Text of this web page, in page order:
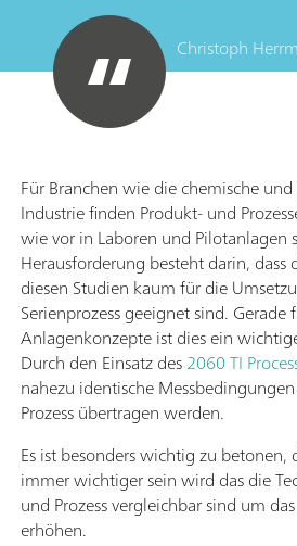
Christoph
Für Branchen wie die chemische
Industrie finden Produkt- und
wie vor in Laboren und Pilotanlagen
Herausforderung besteht darin, dass
diesen Studien kaum für die
Serienprozess geeignet sind.
Anlagenkonzepte ist dies ein
Durch den Einsatz des2060 TI
nahezu identische
Prozess übertragen werden.
Es ist besonders wichtig zu betonen,
immer wichtiger sein wird das die
und Prozess vergleichbar sind um
erhöhen.